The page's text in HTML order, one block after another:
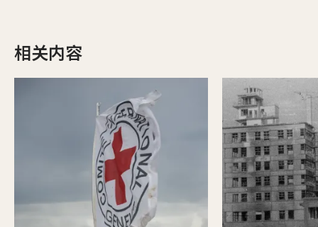
相关内容